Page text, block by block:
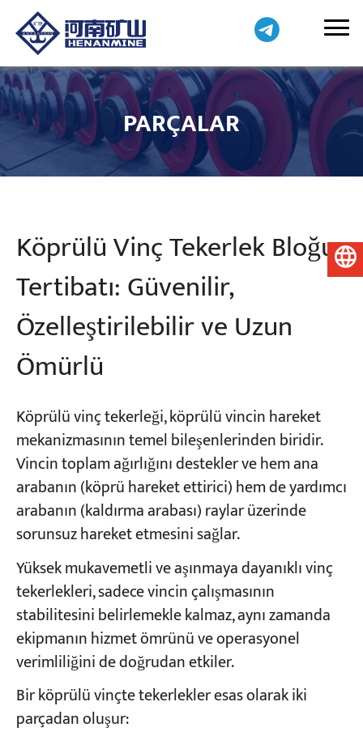
PARÇALAR
Köprülü Vinç Tekerlek Bloğu
Tertibatı: Güvenilir,
Özelleştirilebilir ve Uzun
Ömürlü
Köprülü vinç tekerleği, köprülü vincin hareket
mekanizmasının temel bileşenlerinden biridir.
Vincin toplam ağırlığını destekler ve hem ana
arabanın (köprü hareket ettirici) hem de yardımcı
arabanın (kaldırma arabası) raylar üzerinde
sorunsuz hareket etmesini sağlar.
Yüksek mukavemetli ve aşınmaya dayanıklı vinç
tekerlekleri, sadece vincin çalışmasının
stabilitesini belirlemekle kalmaz, aynı zamanda
ekipmanın hizmet ömrünü ve operasyonel
verimliliğini de doğrudan etkiler.
Bir köprülü vinçte tekerlekler esas olarak iki
parçadan oluşur:
Türkçe